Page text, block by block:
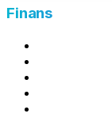
Finans